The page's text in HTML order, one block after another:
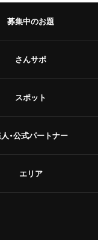
募集中のお題
さんサポ
スポット
・公式パートナー
エリア